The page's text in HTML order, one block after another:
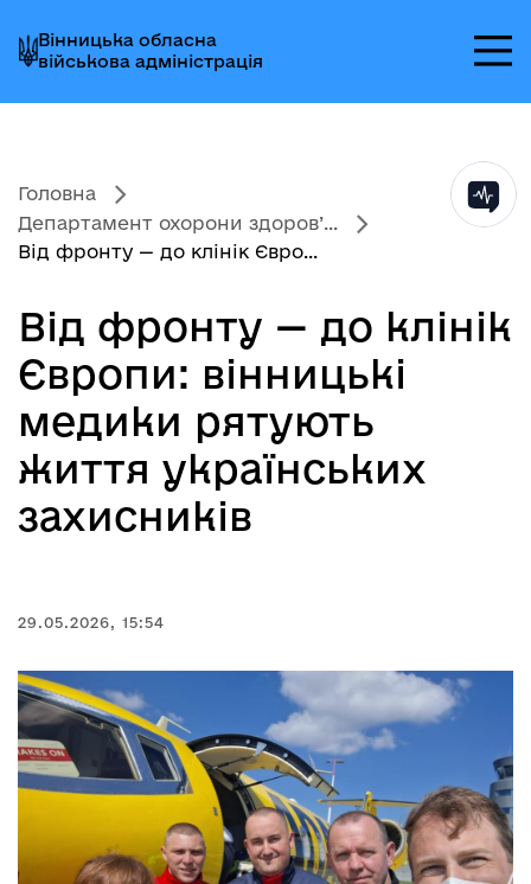
до
головного
меню
до
головного
вмісту
до
головного
колонтитула
Вінницька обласна
військова адміністрація
Головна
Департамент охорони здоров’...
Від фронту — до клінік Євро...
Від фронту — до клінік
Європи: вінницькі
медики рятують
життя українських
захисників
29.05.2026, 15:54